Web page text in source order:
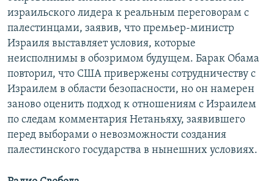
израильского лидера к реальным переговорам с
палестинцами, заявив, что премьер-министр
Израиля выставляет условия, которые
неисполнимы в обозримом будущем. Барак Обама
повторил, что США привержены сотрудничеству с
Израилем в области безопасности, но он намерен
заново оценить подход к отношениям с Израилем
по следам комментария Нетаньяху, заявившего
перед выборами о невозможности создания
палестинского государства в нынешних условиях.